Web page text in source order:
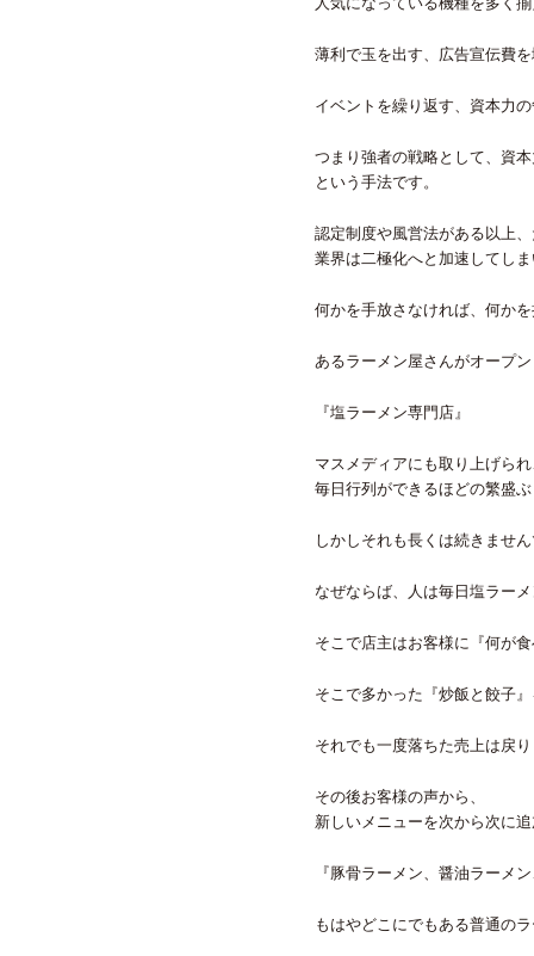
薄利で玉を出す、広告宣伝費
イベントを繰り返す、資本力
つまり強者の戦略として、資
という手法です。
認定制度や風営法がある以上
業界は二極化へと加速してし
何かを手放さなければ、何か
あるラーメン屋さんがオープ
『塩ラーメン専門店』
マスメディアにも取り上げら
毎日行列ができるほどの繁盛
しかしそれも長くは続きませ
なぜならば、人は毎日塩ラー
そこで店主はお客様に『何が
そこで多かった『炒飯と餃子
それでも一度落ちた売上は戻
その後お客様の声から、
新しいメニューを次から次に
『豚骨ラーメン、醤油ラーメ
もはやどこにでもある普通の